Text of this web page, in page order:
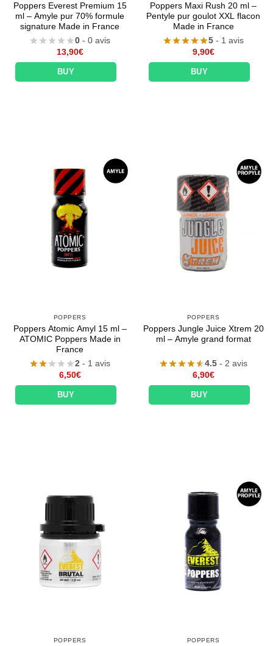
Poppers Everest Premium 15
ml – Amyle pur 70% formule
signature Made in France
0 - 0 avis
13,90€
BUY
Poppers Maxi Rush 20 ml –
Pentyle pur goulot XXL flacon
Made in France
5 - 1 avis
9,90€
BUY
POPPERS
Poppers Atomic Amyl 15 ml –
ATOMIC Poppers Made in
France
2 - 1 avis
6,50€
BUY
POPPERS
Poppers Jungle Juice Xtrem 20
ml – Amyle grand format
4.5 - 2 avis
6,90€
BUY
POPPERS POPPERS
Appliquer les filtres